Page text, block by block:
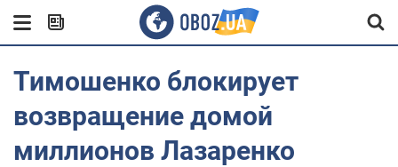
Тимошенко блокирует
возвращение домой
миллионов Лазаренко